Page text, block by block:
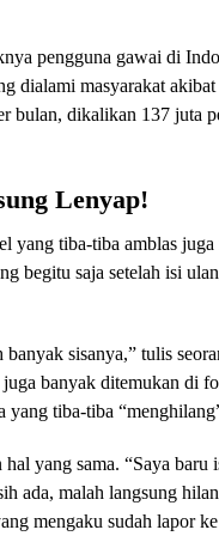
pengguna gawai di
dialami masyarakat
bulan, dikalikan 137 juta
Lenyap!
yang tiba-tiba amblas juga
begitu saja setelah isi
sisanya,” tulis
banyak ditemukan di
yang tiba-tiba
yang sama. “Saya baru
ada, malah langsung
mengaku sudah lapor